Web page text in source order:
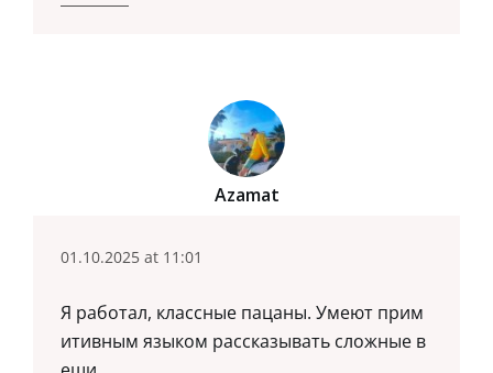
Azamat
01.10.2025 at 11:01
Я работал, классные пацаны. Умеют прим
итивным языком рассказывать сложные в